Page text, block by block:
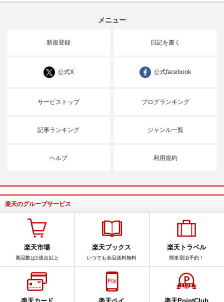
メニュー
新規登録 日記を書く
公式X 公式facebook
サービストップ ブログランキング
記事ランキング ジャンル一覧
ヘルプ 利用規約
楽天のグループサービス
楽天市場
商品数は1億点以上
楽天ブックス
いつでも全品送料無料
楽天トラベル
簡単宿泊予約！